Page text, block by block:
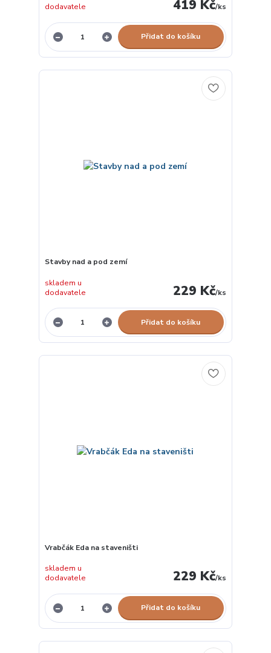
419 Kč/ks
dodavatele
Přidat do košíku
Stavby nad a pod zemí
229 Kč/ks
skladem u
dodavatele
Přidat do košíku
Vrabčák Eda na staveništi
229 Kč/ks
skladem u
dodavatele
Přidat do košíku